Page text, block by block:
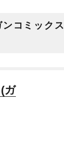
コミックス
ガ